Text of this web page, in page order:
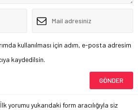
kullanılması için adım, e-posta adresim
kaydedilsin.
yorumu yukarıdaki form aracılığıyla siz